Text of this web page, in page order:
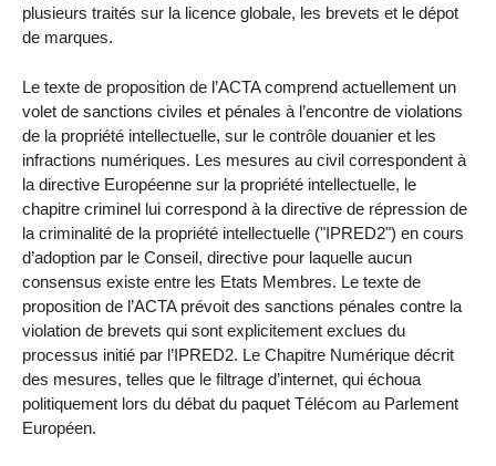
plusieurs traités sur la licence globale, les brevets et le dépot
de marques.
Le texte de proposition de l’ACTA comprend actuellement un
volet de sanctions civiles et pénales à l’encontre de violations
de la propriété intellectuelle, sur le contrôle douanier et les
infractions numériques. Les mesures au civil correspondent à
la directive Européenne sur la propriété intellectuelle, le
chapitre criminel lui correspond à la directive de répression de
la criminalité de la propriété intellectuelle ("IPRED2") en cours
d’adoption par le Conseil, directive pour laquelle aucun
consensus existe entre les Etats Membres. Le texte de
proposition de l’ACTA prévoit des sanctions pénales contre la
violation de brevets qui sont explicitement exclues du
processus initié par l’IPRED2. Le Chapitre Numérique décrit
des mesures, telles que le filtrage d’internet, qui échoua
politiquement lors du débat du paquet Télécom au Parlement
Européen.